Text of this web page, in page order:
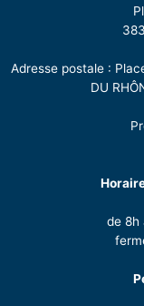
Adresse postale :
DU
de 8h